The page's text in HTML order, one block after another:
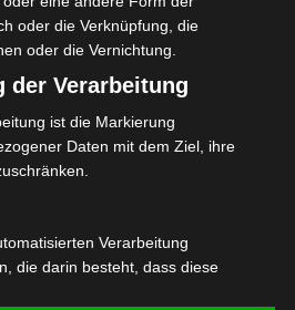
- -
JS Omrane
16:30
- -
US Monastir
oder die Verknüpfung, die
oder die Vernichtung.
der Verarbeitung
ist die Markierung
Daten mit dem Ziel, ihre
Verarbeitung
die darin besteht, dass diese